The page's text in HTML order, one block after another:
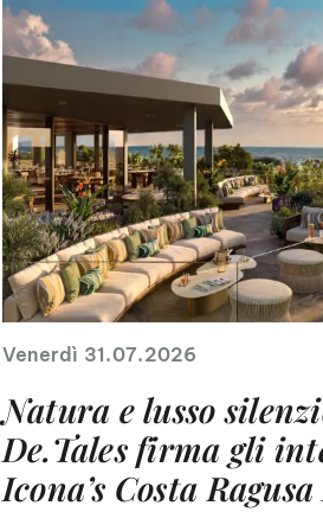
Venerdì 31.07.2026
Natura e lusso
De.Tales firma gli
Icona’s Costa